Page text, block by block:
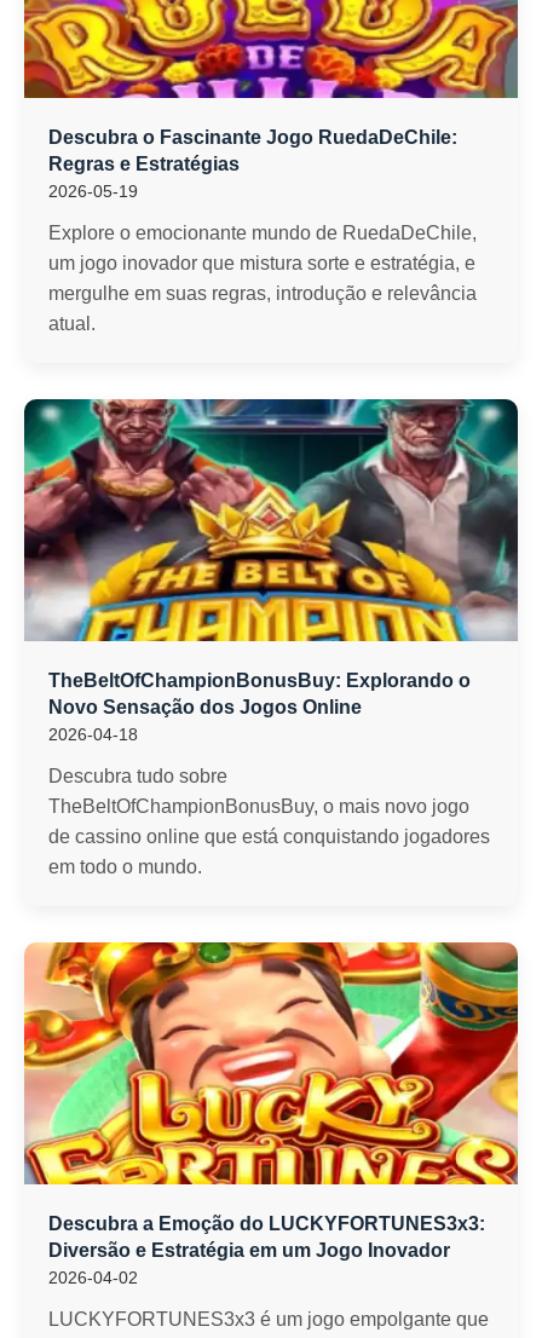
Descubra o Fascinante Jogo RuedaDeChile:
Regras e Estratégias
2026-05-19
Explore o emocionante mundo de RuedaDeChile,
um jogo inovador que mistura sorte e estratégia, e
mergulhe em suas regras, introdução e relevância
atual.
TheBeltOfChampionBonusBuy: Explorando o
Novo Sensação dos Jogos Online
2026-04-18
Descubra tudo sobre
TheBeltOfChampionBonusBuy, o mais novo jogo
de cassino online que está conquistando jogadores
em todo o mundo.
Descubra a Emoção do LUCKYFORTUNES3x3:
Diversão e Estratégia em um Jogo Inovador
2026-04-02
LUCKYFORTUNES3x3 é um jogo empolgante que